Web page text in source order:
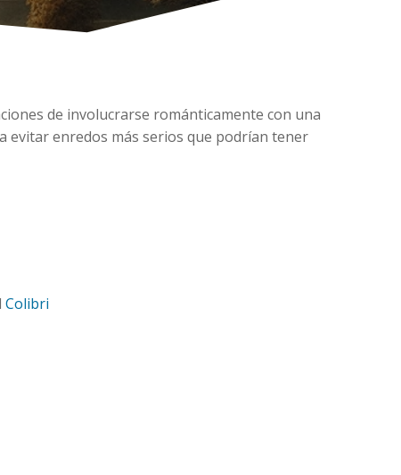
de involucrarse románticamente con una
evitar enredos más serios que podrían tener
Colibri